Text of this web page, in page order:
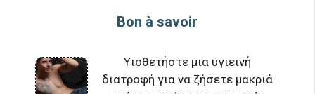
Bon à savoir
Υιοθετήστε μια υγιεινή
διατροφή για να ζήσετε μακριά